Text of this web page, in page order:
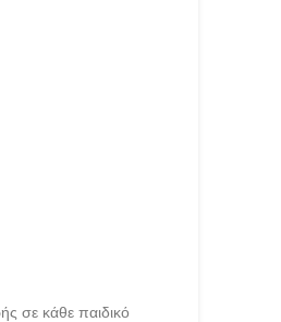
σε κάθε παιδικό